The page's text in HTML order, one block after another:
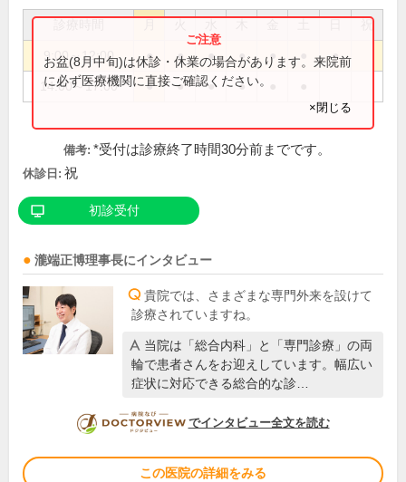
祝
9:00～12:00 ● ● ● ● ● ●
14:00～17:00 ● ● ● ●
お盆(8月中旬)は休診・休業の場合があります。来院前
に必ず医療機関に直接ご確認ください。
×閉じる
備考: *受付は診療終了時間30分前までです。
休診日: 祝
初診受付
瀧端正博理事長にインタビュー
貴院では、さまざまな専門外来を設けて
診療されていますね。
当院は「総合内科」と「専門診療」の両
輪で患者さんをお迎えしています。幅広い
症状に対応できる総合的な診…
DOCTORVIEW
でインタビュー全文を読む
この医院の詳細をみる